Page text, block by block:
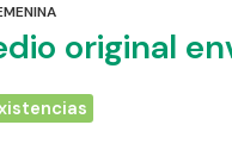
original